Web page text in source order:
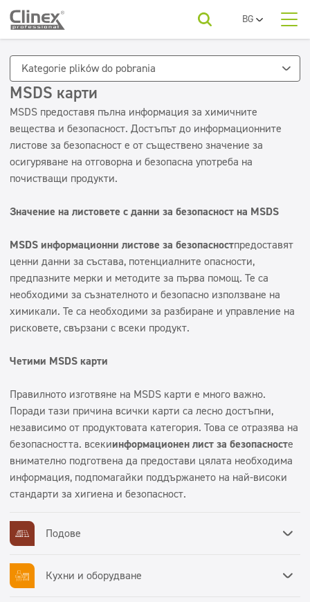
BG
PL
EN
Продуктови категории
Продуктови категории
Текстил
Подове
Дезинфекция
Санитарни помещения и бани
Икономична серия
Освежители и неутрализатори
Суперконцентрати
За вашия бранш
Хорец
Автомивки
Фирми за почистване
красота
За изтегляне
Kategorie plików do pobrania
MSDS карти
MSDS предоставя пълна информация за химичните
вещества и безопасност. Достъпът до информационните
листове за безопасност е от съществено значение за
осигуряване на отговорна и безопасна употреба на
почистващи продукти.
Значение на листовете с данни за безопасност на MSDS
MSDS информационни листове за безопасностпредоставят
ценни данни за състава, потенциалните опасности,
предпазните мерки и методите за първа помощ. Те са
необходими за съзнателното и безопасно използване на
химикали. Те са необходими за разбиране и управление на
рисковете, свързани с всеки продукт.
Четими MSDS карти
Правилното изготвяне на MSDS карти е много важно.
Поради тази причина всички карти са лесно достъпни,
независимо от продуктовата категория. Това се отразява на
безопасността. всекиинформационен лист за безопасносте
внимателно подготвена да предостави цялата необходима
информация, подпомагайки поддържането на най-високи
стандарти за хигиена и безопасност.
Подове
Кухни и оборудване